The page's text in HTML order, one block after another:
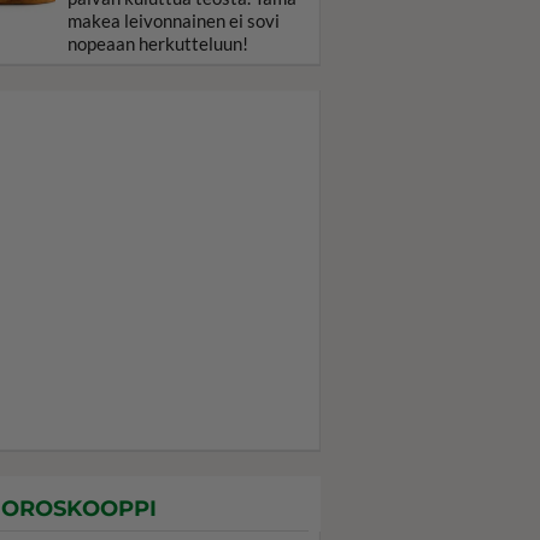
makea leivonnainen ei sovi
nopeaan herkutteluun!